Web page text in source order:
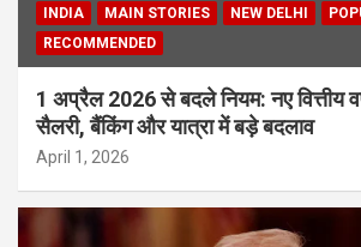
INDIA
MAIN STORIES NEW DELHI
RECOMMENDED
1 अप्रैल 2026 से बदले नियम: नए वित्तीय
सैलरी, बैंकिंग और यात्रा में बड़े बदलाव
April 1, 2026